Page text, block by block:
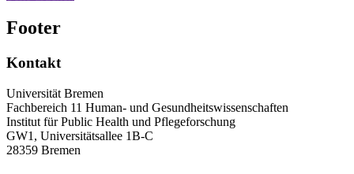
Footer
Kontakt
Universität Bremen
Fachbereich 11 Human- und Gesundheitswissenschaften
Institut für Public Health und Pflegeforschung
GW1, Universitätsallee 1B-C
28359 Bremen